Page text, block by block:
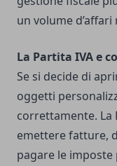
un volume
La Partita IVA e
Se si decide di
oggetti
correttamente. La
emettere fatture,
pagare le